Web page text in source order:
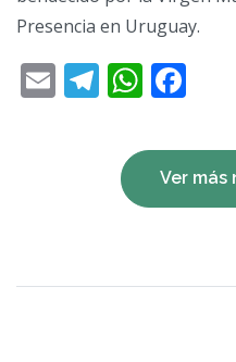
Presencia en Uruguay.
EmailTelegram
Ver más